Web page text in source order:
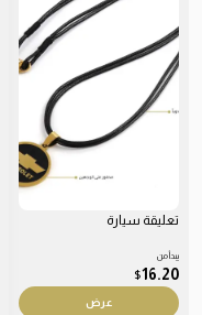
تعليقة سيارة
يبدأ من
16.20
$
عرض